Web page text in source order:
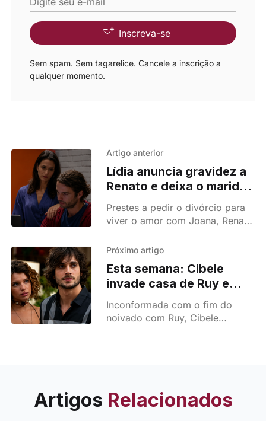
Inscreva-se
Sem spam. Sem tagarelice. Cancele a inscrição a
qualquer momento.
Artigo anterior
Lídia anuncia gravidez a
Renato e deixa o marido
em choque em Páginas
da Vida
Prestes a pedir o divórcio para
viver o amor com Joana, Renato
de Lídia que muda tudo.
Próximo artigo
Esta semana: Cibele
invade casa de Ruy e
promete descobrir quem
é o pai do filho de Ritinha
em A Força do Querer
Inconformada com o fim do
noivado com Ruy, Cibele
Artigos Relacionados